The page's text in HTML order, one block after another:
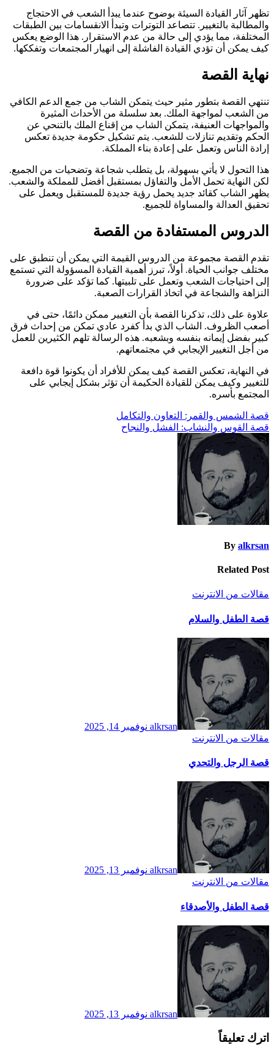
تظهر آثار القيادة السيئة بوضوح عندما يبدأ الشعب في الاحتجاج
والمطالبة بالتغيير. تتصاعد التوترات وتبدأ الانقسامات بين الطبقات
المختلفة، مما يؤدي إلى حالة من عدم الاستقرار. هذا الوضع يعكس
كيف يمكن أن تؤدي القيادة الفاشلة إلى انهيار المجتمعات وتفككها.
نهاية القصة
تنتهي القصة بتطور مثير حيث يتمكن الشاب من جمع الدعم الكافي
من الشعب لمواجهة الملك. بعد سلسلة من الأحداث المثيرة
والمواجهات العنيفة، يتمكن الشاب من إقناع الملك بالتنحي عن
الحكم وتقديم تنازلات للشعب. يتم تشكيل حكومة جديدة تعكس
إرادة الناس وتعمل على إعادة بناء المملكة.
هذا التحول لا يأتي بسهولة، بل يتطلب شجاعة وتضحيات من الجميع.
لكن النهاية تحمل الأمل والتفاؤل بمستقبل أفضل للمملكة والشعب.
يظهر الشاب كقائد جديد يحمل رؤية جديدة للمستقبل ويعمل على
تحقيق العدالة والمساواة للجميع.
الدروس المستفادة من القصة
تقدم القصة مجموعة من الدروس القيمة التي يمكن أن تنطبق على
مختلف جوانب الحياة. أولاً، تبرز أهمية القيادة المسؤولة التي تستمع
إلى احتياجات الشعب وتعمل على تلبيتها. كما تؤكد على ضرورة
النزاهة والشجاعة في اتخاذ القرارات الصعبة.
علاوة على ذلك، تذكرنا القصة بأن التغيير ممكن دائمًا، حتى في
أصعب الظروف. الشاب الذي بدأ كفرد عادي تمكن من إحداث فرق
كبير بفضل إيمانه بنفسه وبشعبه. هذه الرسالة تلهم الكثيرين للعمل
من أجل التغيير الإيجابي في مجتمعاتهم.
في النهاية، تعكس القصة كيف يمكن للأفراد أن يكونوا قوة دافعة
للتغيير وكيف يمكن للقيادة الحكيمة أن تؤثر بشكل إيجابي على
المجتمع بأسره.
تصفّح
المقالات
قصة الشمس والقمر: التعاون والتكامل
قصة القوس والنشاب: الفشل والنجاح
By alkrsan
Related Post
مقالات من الانترنت
قصة الطفل والسلام
alkrsan نوفمبر 14, 2025
مقالات من الانترنت
قصة الرجل والتحدي
alkrsan نوفمبر 13, 2025
مقالات من الانترنت
قصة الطفل والأصدقاء
alkrsan نوفمبر 13, 2025
اترك تعليقاً